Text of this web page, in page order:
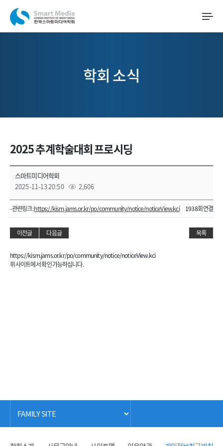
학회 소식
2025 추계학술대회 프로시딩
스마트미디어학회
2025-11-13 20:50
2,606
- 관련링크 :https://kism.jams.or.kr/po/community/notice/noticeView.kci 1938회 연결
이전글 다음글 목록
https://kism.jams.or.kr/po/community/notice/noticeView.kci
위 사이트에서 확인 가능하십니다.